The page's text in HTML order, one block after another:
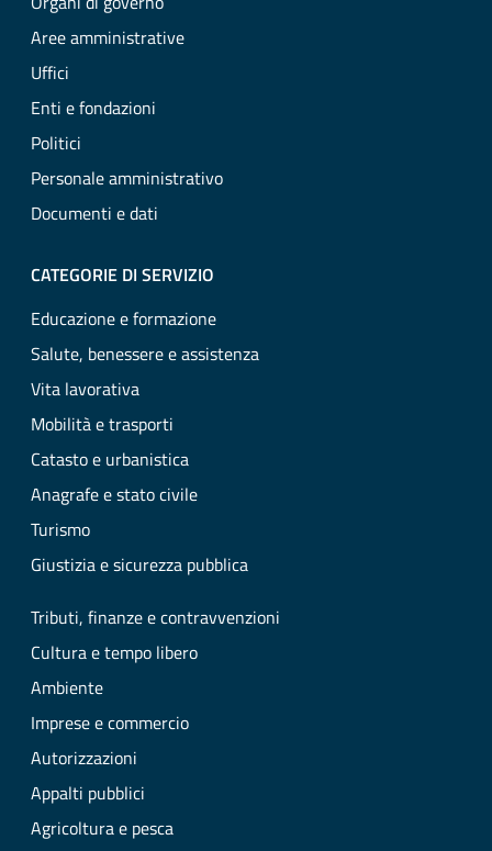
Aree amministrative
Uffici
Enti e fondazioni
Politici
Personale amministrativo
Documenti e dati
CATEGORIE DI SERVIZIO
Educazione e formazione
Salute, benessere e assistenza
Vita lavorativa
Mobilità e trasporti
Catasto e urbanistica
Anagrafe e stato civile
Turismo
Giustizia e sicurezza pubblica
Tributi, finanze e contravvenzioni
Cultura e tempo libero
Ambiente
Imprese e commercio
Autorizzazioni
Appalti pubblici
Agricoltura e pesca